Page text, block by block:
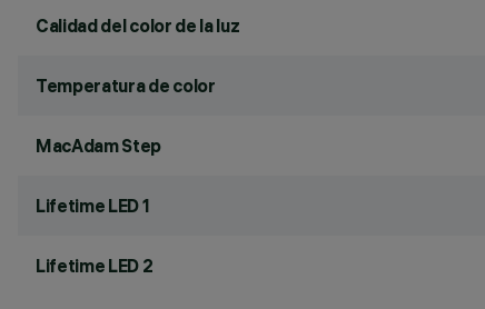
Calidad del color de la luz
Temperatura de color
MacAdam Step
Lifetime LED 1
Lifetime LED 2